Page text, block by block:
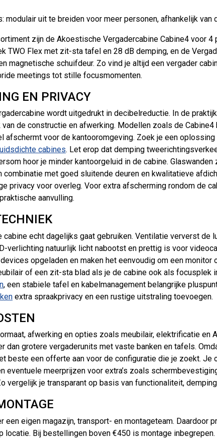
modulair uit te breiden voor meer personen, afhankelijk van
zijn de Akoestische Vergadercabine Cabine4 voor 4
TWO Flex met zit-sta tafel en 28 dB demping, en de
magnetische schuifdeur. Zo vind je altijd een vergader
meetings tot stille focusmomenten.
EN PRIVACY
wordt uitgedrukt in decibelreductie. In de
de constructie en afwerking. Modellen zoals de Cabine4
afschermt voor de kantooromgeving. Zoek je een
cabines. Let erop dat demping
hoor je minder kantoorgeluid in de cabine.
met goed sluitende deuren en kwalitatieve
privacy voor overleg. Voor extra afscherming rondom de
aanvulling.
echt dagelijks gaat gebruiken. Ventilatie ververst de
verlichting natuurlijk licht nabootst en prettig is voor
opgeladen en maken het eenvoudig om een monitor
of een zit-sta blad als je de cabine ook als focusplek
, een stabiele tafel en kabelmanagement belangrijke
extra spraakprivacy en een rustige uitstraling toevoegen.
afwerking en opties zoals meubilair, elektrificatie en
dan grotere vergaderunits met vaste banken en tafels.
beste een offerte aan voor de configuratie die je zoekt. Je
eventuele meerprijzen voor extra’s zoals
vergelijk je transparant op basis van functionaliteit,
een eigen magazijn, transport- en montageteam. Daardoor
locatie. Bij bestellingen boven €450 is montage